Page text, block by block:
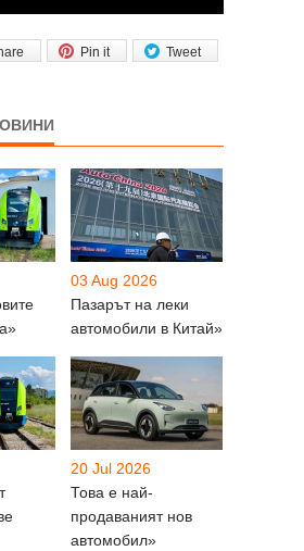
Tweet
Pin it
03 Aug 2026
Пазарът на леки
автомобили в Китай»
20 Jul 2026
Това е най-
продаваният нов
автомобил»